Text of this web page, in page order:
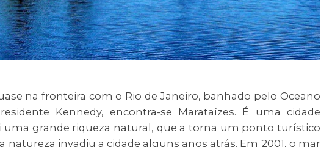
na fronteira com o Rio de Janeiro, banhado pelo Oceano
Kennedy, encontra-se Marataízes. É uma cidade
uma grande riqueza natural, que a torna um ponto turístico
natureza invadiu a cidade alguns anos atrás. Em 2001, o mar